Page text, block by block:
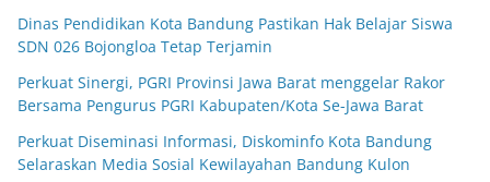
Dinas Pendidikan Kota Bandung Pastikan Hak Belajar Siswa
SDN 026 Bojongloa Tetap Terjamin
Perkuat Sinergi, PGRI Provinsi Jawa Barat menggelar Rakor
Bersama Pengurus PGRI Kabupaten/Kota Se-Jawa Barat
Perkuat Diseminasi Informasi, Diskominfo Kota Bandung
Selaraskan Media Sosial Kewilayahan Bandung Kulon